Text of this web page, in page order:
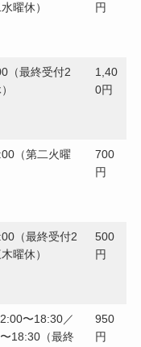
曜休）
円
（最終受付2
1,40
0円
（第二火曜
700
円
（最終受付2
曜休）
500
円
〜18:30／
18:30（最終
950
円